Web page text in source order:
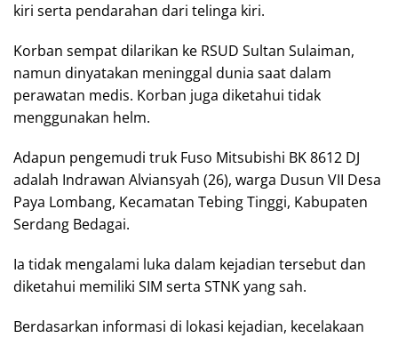
kiri serta pendarahan dari telinga kiri.
Korban sempat dilarikan ke RSUD Sultan Sulaiman,
namun dinyatakan meninggal dunia saat dalam
perawatan medis. Korban juga diketahui tidak
menggunakan helm.
Adapun pengemudi truk Fuso Mitsubishi BK 8612 DJ
adalah Indrawan Alviansyah (26), warga Dusun VII Desa
Paya Lombang, Kecamatan Tebing Tinggi, Kabupaten
Serdang Bedagai.
Ia tidak mengalami luka dalam kejadian tersebut dan
diketahui memiliki SIM serta STNK yang sah.
Berdasarkan informasi di lokasi kejadian, kecelakaan